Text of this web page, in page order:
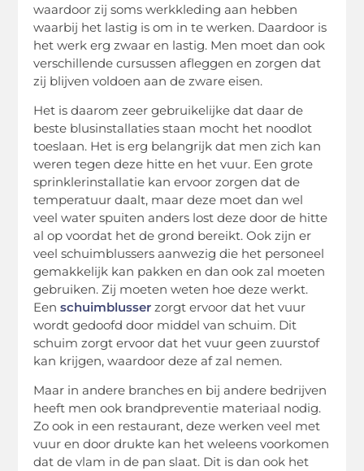
waardoor zij soms werkkleding aan hebben
waarbij het lastig is om in te werken. Daardoor is
het werk erg zwaar en lastig. Men moet dan ook
verschillende cursussen afleggen en zorgen dat
zij blijven voldoen aan de zware eisen.
Het is daarom zeer gebruikelijke dat daar de
beste blusinstallaties staan mocht het noodlot
toeslaan. Het is erg belangrijk dat men zich kan
weren tegen deze hitte en het vuur. Een grote
sprinklerinstallatie kan ervoor zorgen dat de
temperatuur daalt, maar deze moet dan wel
veel water spuiten anders lost deze door de hitte
al op voordat het de grond bereikt. Ook zijn er
veel schuimblussers aanwezig die het personeel
gemakkelijk kan pakken en dan ook zal moeten
gebruiken. Zij moeten weten hoe deze werkt.
Eenschuimblusser zorgt ervoor dat het vuur
wordt gedoofd door middel van schuim. Dit
schuim zorgt ervoor dat het vuur geen zuurstof
kan krijgen, waardoor deze af zal nemen.
Maar in andere branches en bij andere bedrijven
heeft men ook brandpreventie materiaal nodig.
Zo ook in een restaurant, deze werken veel met
vuur en door drukte kan het weleens voorkomen
dat de vlam in de pan slaat. Dit is dan ook het